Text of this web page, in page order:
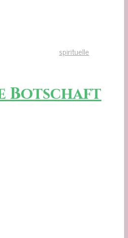
spirituelle
Botschaft